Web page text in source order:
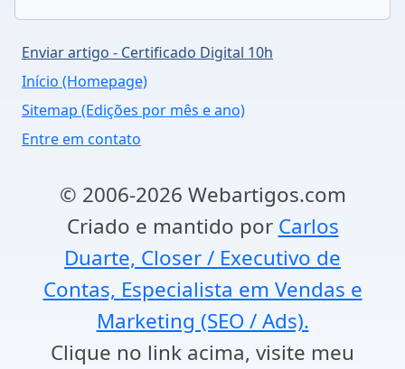
Enviar artigo - Certificado Digital 10h
Início (Homepage)
Sitemap (Edições por mês e ano)
Entre em contato
© 2006-2026 Webartigos.com
Criado e mantido por Carlos
Duarte, Closer / Executivo de
Contas, Especialista em Vendas e
Marketing (SEO / Ads).
Clique no link acima, visite meu